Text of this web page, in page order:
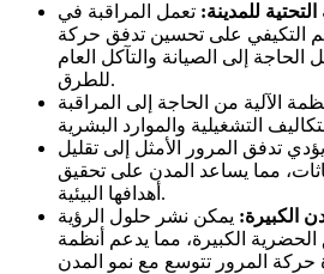
للمدينة: تعمل المراقبة في
التكيفي على تحسين تدفق حركة
الحاجة إلى الصيانة والتآكل العام
للطرق.
الآلية من الحاجة إلى المراقبة
يؤدي تدفق المرور الأمثل إلى تقليل
مما يساعد المدن على تحقيق
أهدافها البيئية.
الكبيرة: يمكن نشر حلول الرؤية
الحضرية الكبيرة، مما يدعم أنظمة